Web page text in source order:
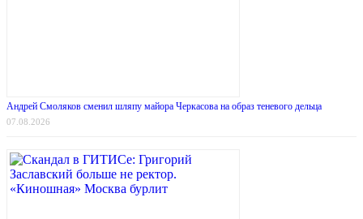
Андрей Смоляков сменил шляпу майора Черкасова на образ теневого дельца
07.08.2026